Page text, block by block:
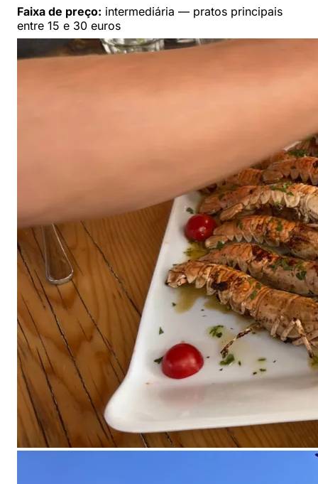
Faixa de preço: intermediária — pratos principais
entre 15 e 30 euros